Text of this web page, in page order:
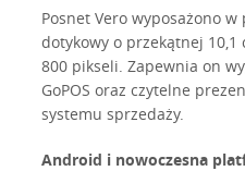
Posnet Vero wyposażono
dotykowy o przekątnej 10,1
800 pikseli. Zapewnia on
GoPOS oraz czytelne
systemu sprzedaży.
Android i nowoczesna